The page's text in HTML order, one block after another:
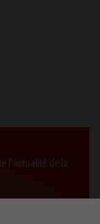
l'actualité de la